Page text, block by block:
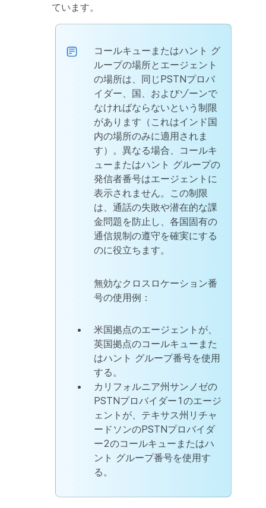
ています。
コールキューまたはハント グ
ループの場所とエージェント
の場所は、同じPSTNプロバ
イダー、国、およびゾーンで
なければならないという制限
があります（これはインド国
内の場所のみに適用されま
す）。異なる場合、コールキ
ューまたはハント グループの
発信者番号はエージェントに
表示されません。この制限
は、通話の失敗や潜在的な課
金問題を防止し、各国固有の
通信規制の遵守を確実にする
のに役立ちます。
無効なクロスロケーション番
号の使用例：
米国拠点のエージェントが、
英国拠点のコールキューまた
はハント グループ番号を使用
する。
カリフォルニア州サンノゼの
PSTNプロバイダー1のエージ
ェントが、テキサス州リチャ
ードソンのPSTNプロバイダ
ー2のコールキューまたはハ
ント グループ番号を使用す
る。